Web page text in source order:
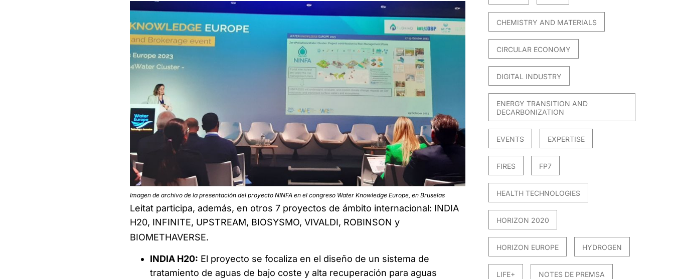
Imagen de archivo de la presentación del proyecto NINFA en el congreso Water Knowledge Europe, en Bruselas
Leitat participa, además, en otros 7 proyectos de ámbito internacional: INDIA
H20, INFINITE, UPSTREAM, BIOSYSMO, VIVALDI, ROBINSON y
BIOMETHAVERSE.
INDIA H20: El proyecto se focaliza en el diseño de un sistema de
tratamiento de aguas de bajo coste y alta recuperación para aguas
CHEMISTRY AND MATERIALS
CIRCULAR ECONOMY
DIGITAL INDUSTRY
ENERGY TRANSITION AND
DECARBONIZATION
EVENTS EXPERTISE
FIRES FP7
HEALTH TECHNOLOGIES
HORIZON 2020
HORIZON EUROPE HYDROGEN
LIFE+ NOTES DE PREMSA